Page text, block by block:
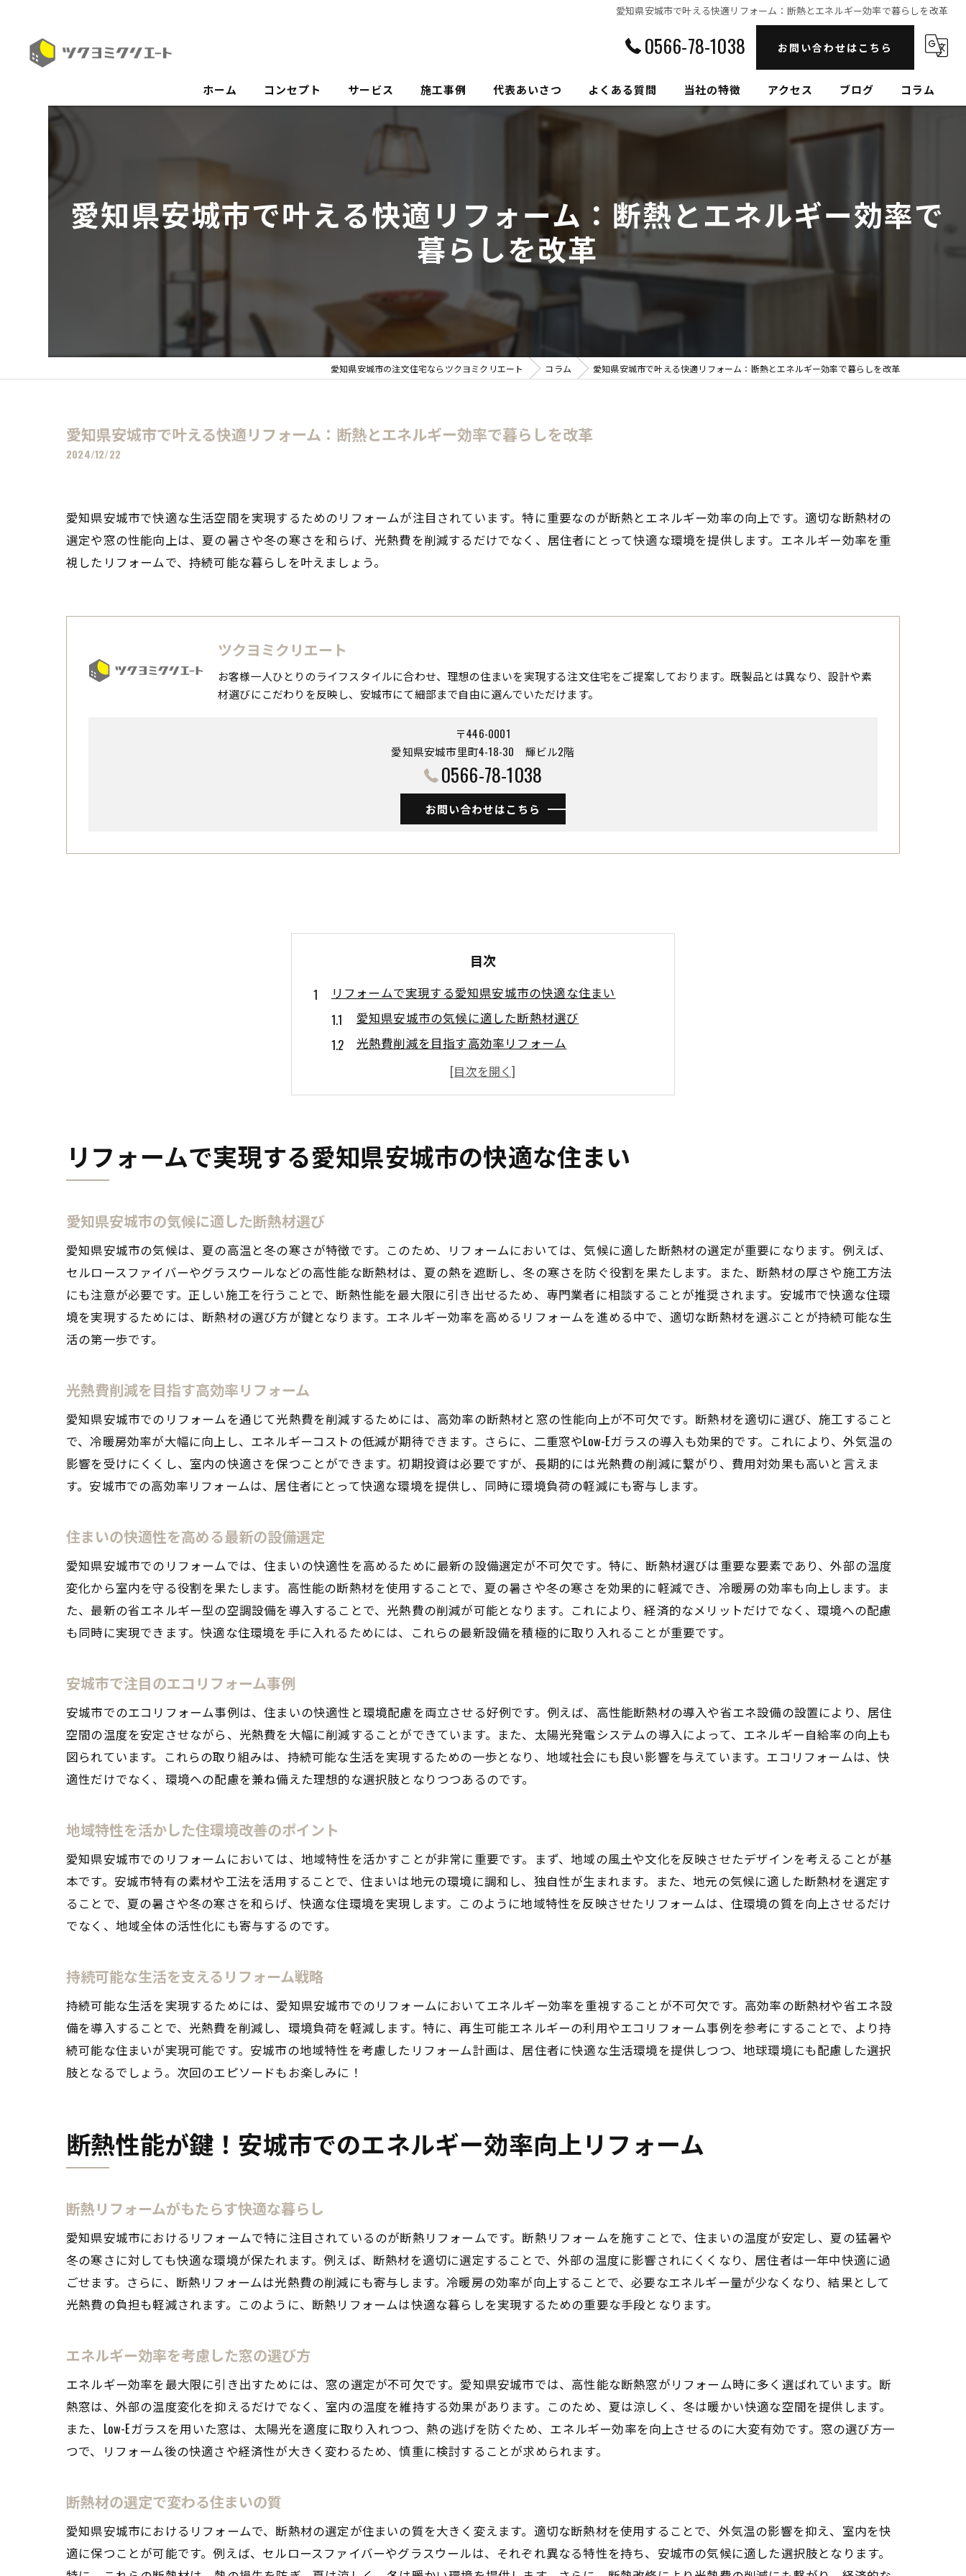
愛知県安城市で叶える快適リフォーム：断熱とエネルギー効率で暮らしを改革
0566-78-1038 お問い合わせはこちら
ホーム コンセプト サービス 施工事例 代表あいさつ よくある質問 当社の特徴
セルロースファイバー
アクセス ブログ コラム
愛知県安城市で叶える快適リフォーム：断熱とエネルギー効率で
暮らしを改革
愛知県安城市の注文住宅ならツクヨミクリエート コラム 愛知県安城市で叶える快適リフォーム：断熱とエネルギー効率で暮らしを改革
愛知県安城市で叶える快適リフォーム：断熱とエネルギー効率で暮らしを改革
2024/12/22
愛知県安城市で快適な生活空間を実現するためのリフォームが注目されています。特に重要なのが断熱とエネルギー効率の向上です。適切な断熱材の
選定や窓の性能向上は、夏の暑さや冬の寒さを和らげ、光熱費を削減するだけでなく、居住者にとって快適な環境を提供します。エネルギー効率を重
視したリフォームで、持続可能な暮らしを叶えましょう。
ツクヨミクリエート
お客様一人ひとりのライフスタイルに合わせ、理想の住まいを実現する注文住宅をご提案しております。既製品とは異なり、設計や素
材選びにこだわりを反映し、安城市にて細部まで自由に選んでいただけます。
〒446-0001
愛知県安城市里町4-18-30 ​​​​​​​輝ビル2階
0566-78-1038
お問い合わせはこちら
目次
リフォームで実現する愛知県安城市の快適な住まい
愛知県安城市の気候に適した断熱材選び
光熱費削減を目指す高効率リフォーム
住まいの快適性を高める最新の設備選定
安城市で注目のエコリフォーム事例
持続可能な生活を支えるリフォーム戦略
断熱性能が鍵！安城市でのエネルギー効率向上リフォーム
断熱材の選定で変わる住まいの質
安城市におけるエコ住宅のトレンド
エネルギー効率向上で叶う持続可能な生活
断熱改修で実現する省エネ住宅
生活を豊かにする断熱リフォームの魅力
住環境改善で得られる健康的な暮らし
エネルギー効率を追求した住まいの変革
未来志向のリフォームで生活の質を向上
安城市の未来を見据えたエコリフォーム
持続可能な住まいを実現する断熱技術
リフォームで叶える低炭素社会
光熱費を抑えるための断熱リフォーム
省エネ住宅で実現する快適な暮らし
効率的なエネルギー使用の秘訣
エネルギー効率を重視した安城市でのリフォーム事例
エネルギー効率を高める断熱改修事例
省エネ設備を取り入れる際の注意点
リフォーム成功事例に学ぶエネルギー効率化
安城市の気候に最適な断熱リフォームの秘訣
地域特性を活かした断熱材の選び方
安城市の気候に適した窓の性能改善
エコロジカルな住まい改修のプロセス
快適空間を創出する断熱リフォームの技術
エネルギー効率を最大化する戦略
リフォームで叶える未来志向の住環境
リフォームで実現する愛知県安城市の快適な住まい
愛知県安城市の気候に適した断熱材選び
愛知県安城市の気候は、夏の高温と冬の寒さが特徴です。このため、リフォームにおいては、気候に適した断熱材の選定が重要になります。例えば、
セルロースファイバーやグラスウールなどの高性能な断熱材は、夏の熱を遮断し、冬の寒さを防ぐ役割を果たします。また、断熱材の厚さや施工方法
にも注意が必要です。正しい施工を行うことで、断熱性能を最大限に引き出せるため、専門業者に相談することが推奨されます。安城市で快適な住環
境を実現するためには、断熱材の選び方が鍵となります。エネルギー効率を高めるリフォームを進める中で、適切な断熱材を選ぶことが持続可能な生
活の第一歩です。
光熱費削減を目指す高効率リフォーム
愛知県安城市でのリフォームを通じて光熱費を削減するためには、高効率の断熱材と窓の性能向上が不可欠です。断熱材を適切に選び、施工すること
で、冷暖房効率が大幅に向上し、エネルギーコストの低減が期待できます。さらに、二重窓やLow-Eガラスの導入も効果的です。これにより、外気温の
影響を受けにくくし、室内の快適さを保つことができます。初期投資は必要ですが、長期的には光熱費の削減に繋がり、費用対効果も高いと言えま
す。安城市での高効率リフォームは、居住者にとって快適な環境を提供し、同時に環境負荷の軽減にも寄与します。
住まいの快適性を高める最新の設備選定
愛知県安城市でのリフォームでは、住まいの快適性を高めるために最新の設備選定が不可欠です。特に、断熱材選びは重要な要素であり、外部の温度
変化から室内を守る役割を果たします。高性能の断熱材を使用することで、夏の暑さや冬の寒さを効果的に軽減でき、冷暖房の効率も向上します。ま
た、最新の省エネルギー型の空調設備を導入することで、光熱費の削減が可能となります。これにより、経済的なメリットだけでなく、環境への配慮
も同時に実現できます。快適な住環境を手に入れるためには、これらの最新設備を積極的に取り入れることが重要です。
安城市で注目のエコリフォーム事例
安城市でのエコリフォーム事例は、住まいの快適性と環境配慮を両立させる好例です。例えば、高性能断熱材の導入や省エネ設備の設置により、居住
空間の温度を安定させながら、光熱費を大幅に削減することができています。また、太陽光発電システムの導入によって、エネルギー自給率の向上も
図られています。これらの取り組みは、持続可能な生活を実現するための一歩となり、地域社会にも良い影響を与えています。エコリフォームは、快
適性だけでなく、環境への配慮を兼ね備えた理想的な選択肢となりつつあるのです。
地域特性を活かした住環境改善のポイント
愛知県安城市でのリフォームにおいては、地域特性を活かすことが非常に重要です。まず、地域の風土や文化を反映させたデザインを考えることが基
本です。安城市特有の素材や工法を活用することで、住まいは地元の環境に調和し、独自性が生まれます。また、地元の気候に適した断熱材を選定す
ることで、夏の暑さや冬の寒さを和らげ、快適な住環境を実現します。このように地域特性を反映させたリフォームは、住環境の質を向上させるだけ
でなく、地域全体の活性化にも寄与するのです。
持続可能な生活を支えるリフォーム戦略
持続可能な生活を実現するためには、愛知県安城市でのリフォームにおいてエネルギー効率を重視することが不可欠です。高効率の断熱材や省エネ設
備を導入することで、光熱費を削減し、環境負荷を軽減します。特に、再生可能エネルギーの利用やエコリフォーム事例を参考にすることで、より持
続可能な住まいが実現可能です。安城市の地域特性を考慮したリフォーム計画は、居住者に快適な生活環境を提供しつつ、地球環境にも配慮した選択
肢となるでしょう。次回のエピソードもお楽しみに！
断熱性能が鍵！安城市でのエネルギー効率向上リフォーム
断熱リフォームがもたらす快適な暮らし
愛知県安城市におけるリフォームで特に注目されているのが断熱リフォームです。断熱リフォームを施すことで、住まいの温度が安定し、夏の猛暑や
冬の寒さに対しても快適な環境が保たれます。例えば、断熱材を適切に選定することで、外部の温度に影響されにくくなり、居住者は一年中快適に過
ごせます。さらに、断熱リフォームは光熱費の削減にも寄与します。冷暖房の効率が向上することで、必要なエネルギー量が少なくなり、結果として
光熱費の負担も軽減されます。このように、断熱リフォームは快適な暮らしを実現するための重要な手段となります。
エネルギー効率を考慮した窓の選び方
エネルギー効率を最大限に引き出すためには、窓の選定が不可欠です。愛知県安城市では、高性能な断熱窓がリフォーム時に多く選ばれています。断
熱窓は、外部の温度変化を抑えるだけでなく、室内の温度を維持する効果があります。このため、夏は涼しく、冬は暖かい快適な空間を提供します。
また、Low-Eガラスを用いた窓は、太陽光を適度に取り入れつつ、熱の逃げを防ぐため、エネルギー効率を向上させるのに大変有効です。窓の選び方一
つで、リフォーム後の快適さや経済性が大きく変わるため、慎重に検討することが求められます。
断熱材の選定で変わる住まいの質
愛知県安城市におけるリフォームで、断熱材の選定が住まいの質を大きく変えます。適切な断熱材を使用することで、外気温の影響を抑え、室内を快
適に保つことが可能です。例えば、セルロースファイバーやグラスウールは、それぞれ異なる特性を持ち、安城市の気候に適した選択肢となります。